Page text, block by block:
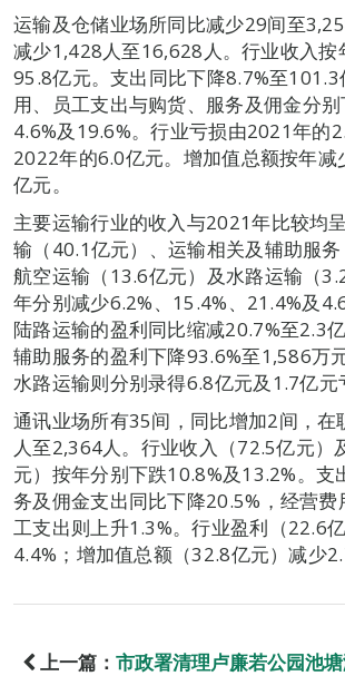
运输及仓储业场所同比减少29间至
减少1,428人至16,628人。行业收入按
95.8亿元。支出同比下降8.7%至101.3
用、员工支出与购货、服务及佣金分别
4.6%及19.6%。行业亏损由2021年的
2022年的6.0亿元。增加值总额按年减
亿元。
主要运输行业的收入与2021年比较均
输（40.1亿元）、运输相关及辅助服务
航空运输（13.6亿元）及水路运输（
年分别减少6.2%、15.4%、21.4%及
陆路运输的盈利同比缩减20.7%至2.3
辅助服务的盈利下降93.6%至1,586万
水路运输则分别录得6.8亿元及1.7亿元
通讯业场所有35间，同比增加2间，在
人至2,364人。行业收入（72.5亿元）
元）按年分别下跌10.8%及13.2%。支
务及佣金支出同比下降20.5%，经营费
工支出则上升1.3%。行业盈利（22.6
4.4%；增加值总额（32.8亿元）减少
上一篇： 市政署清理卢廉若公园池